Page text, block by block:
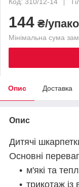
144 ₴/
Мінімальна сума
Опис Доставка
Опис
Дитячі
Основні
м'які та
трикотаж